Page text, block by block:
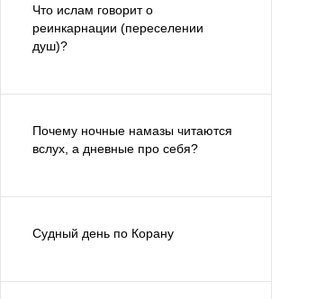
Что ислам говорит о
реинкарнации (переселении
душ)?
Почему ночные намазы читаются
вслух, а дневные про себя?
Судный день по Корану